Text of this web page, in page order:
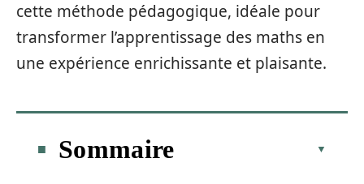
cette méthode pédagogique, idéale pour
transformer l’apprentissage des maths en
une expérience enrichissante et plaisante.
Sommaire